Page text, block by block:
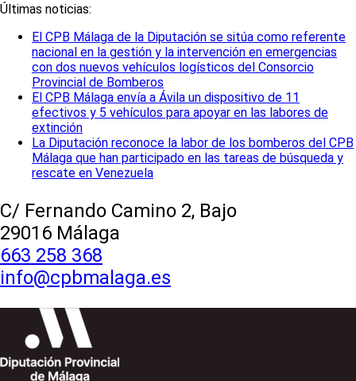
Últimas noticias:
El CPB Málaga de la Diputación se sitúa como referente
nacional en la gestión y la intervención en emergencias
con dos nuevos vehículos logísticos del Consorcio
Provincial de Bomberos
El CPB Málaga envía a Ávila un dispositivo de 11
efectivos y 5 vehículos para apoyar en las labores de
extinción
La Diputación reconoce la labor de los bomberos del CPB
Málaga que han participado en las tareas de búsqueda y
rescate en Venezuela
C/ Fernando Camino 2, Bajo
29016 Málaga
663 258 368
info@cpbmalaga.es